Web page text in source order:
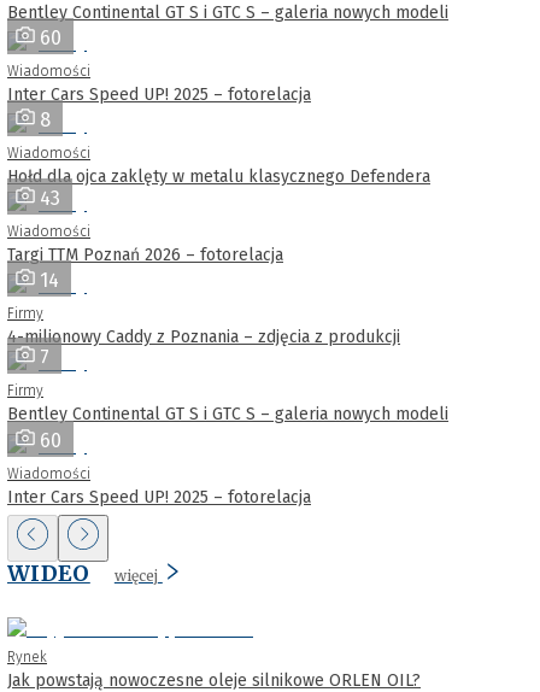
Bentley Continental GT S i GTC S – galeria nowych modeli
60
Wiadomości
Inter Cars Speed UP! 2025 – fotorelacja
8
Wiadomości
Hołd dla ojca zaklęty w metalu klasycznego Defendera
43
Wiadomości
Targi TTM Poznań 2026 – fotorelacja
14
Firmy
4-milionowy Caddy z Poznania – zdjęcia z produkcji
7
Firmy
Bentley Continental GT S i GTC S – galeria nowych modeli
60
Wiadomości
Inter Cars Speed UP! 2025 – fotorelacja
WIDEO więcej
Rynek
Jak powstają nowoczesne oleje silnikowe ORLEN OIL?